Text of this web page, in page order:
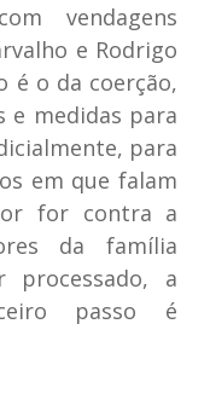
vendagens
e Rodrigo
é o da coerção,
e medidas para
para
em que falam
for contra a
da família
processado, a
passo é